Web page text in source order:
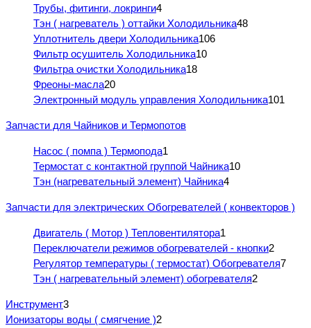
Трубы, фитинги, локринги4
Тэн ( нагреватель ) оттайки Холодильника48
Уплотнитель двери Холодильника106
Фильтр осушитель Холодильника10
Фильтра очистки Холодильника18
Фреоны-масла20
Электронный модуль управления Холодильника101
Запчасти для Чайников и Термопотов
Насос ( помпа ) Термопода1
Термостат с контактной группой Чайника10
Тэн (нагревательный элемент) Чайника4
Запчасти для электрических Обогревателей ( конвекторов )
Двигатель ( Мотор ) Тепловентилятора1
Переключатели режимов обогревателей - кнопки2
Регулятор температуры ( термостат) Обогревателя7
Тэн ( нагревательный элемент) обогревателя2
Инструмент3
Ионизаторы воды ( смягчение )2